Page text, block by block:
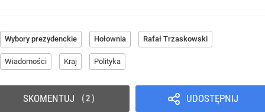
Wybory prezydenckie Hołownia Rafał Trzaskowski
Wiadomości Kraj Polityka
UDOSTĘPNIJ
SKOMENTUJ 2